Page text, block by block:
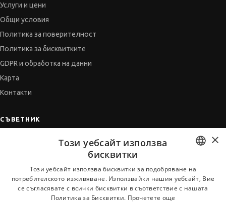
Услуги и цени
Общи условия
Политика за поверителност
Политика за бисквитките
GDPR и обработка на данни
Карта
Контакти
СЪВЕТНИК
Когато получим оферта
BULGARIAN
ENGLISH
×
Този уебсайт използва
бисквитки
Този уебсайт използва бисквитки за подобряване на
потребителското изживяване. Използвайки нашия уебсайт, Вие
се съгласявате с всички бисквитки в съответствие с нашата
Политика за Бисквитки. Прочетете още